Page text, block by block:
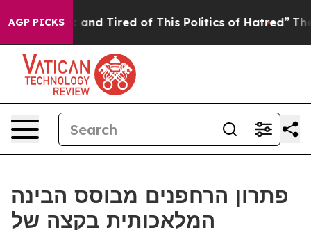
AGP PICKS
Sick and Tired of This Politics of Hatred” The Story
פתרון הרחפנים מבוסס הבינה
המלאכותית בקצה של